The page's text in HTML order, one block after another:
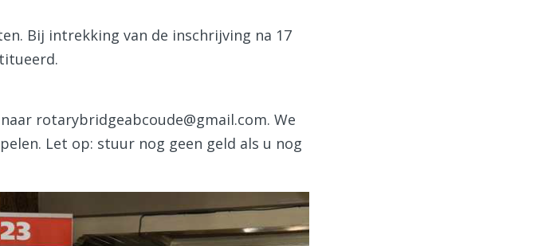
Bij intrekking van de inschrijving na 17
rotarybridgeabcoude@gmail.com. We
Let op: stuur nog geen geld als u nog